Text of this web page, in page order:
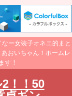
ー女装子オネエ的まと
おいちゃん！ホームレ
す！
！！50